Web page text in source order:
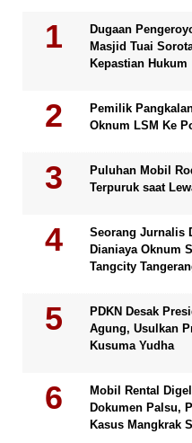
Dugaan
Masjid Tuai
Kepastian Hukum
Pemilik
Oknum LSM Ke
Puluhan Mobil
Terpuruk saat
Seorang Jurnalis
Dianiaya Oknum
Tangcity
PDKN Desak
Agung, Usulkan
Kusuma Yudha
Mobil Rental
Dokumen Palsu,
Kasus Mangkrak